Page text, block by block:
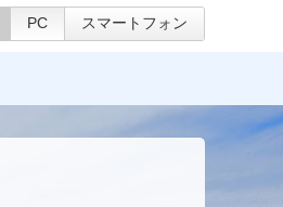
PC スマートフォン